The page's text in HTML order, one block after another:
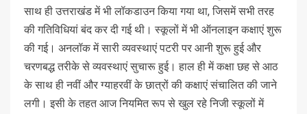
साथ ही उत्तराखंड में भी लॉकडाउन किया गया था, जिसमें सभी तरह
की गतिविधियां बंद कर दी गई थी। स्कूलों में भी ऑनलाइन कक्षाएं शुरू
की गई। अनलॉक में सारी व्यवस्थाएं पटरी पर आनी शुरू हुई और
चरणबद्ध तरीके से व्यवस्थाएं सुचारू हुई। हाल ही में कक्षा छह से आठ
के साथ ही नवीं और ग्याहरवीं के छात्रों की कक्षाएं संचालित की जाने
लगी। इसी के तहत आज नियमित रूप से खुल रहे निजी स्कूलों में